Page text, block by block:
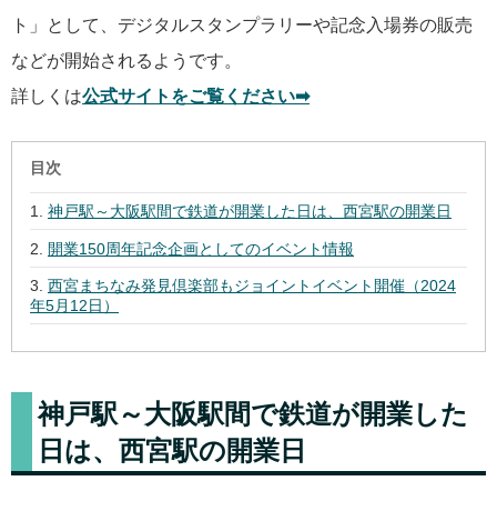
ト」として、デジタルスタンプラリーや記念入場券の販売
などが開始されるようです。
詳しくは公式サイトをご覧ください➡
目次
神戸駅～大阪駅間で鉄道が開業した日は、西宮駅の開業日
開業150周年記念企画としてのイベント情報
西宮まちなみ発見倶楽部もジョイントイベント開催（2024
年5月12日）
神戸駅～大阪駅間で鉄道が開業した
日は、西宮駅の開業日